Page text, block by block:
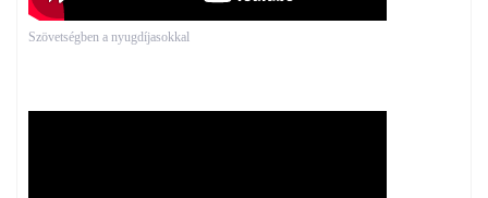
Szövetségben a nyugdíjasokkal